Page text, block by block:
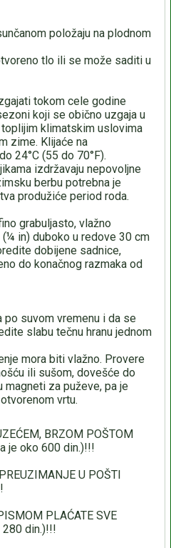
položaju na plodnom
tlo ili se može saditi u
tokom cele godine
koji se obično uzgaja u
klimatskim uslovima
zime. Klijaće na
24°C (55 do 70°F).
izdržavaju nepovoljne
berbu potrebna je
produžiće period roda.
grabuljasto, vlažno
in) duboko u redove 30 cm
dobijene sadnice,
do konačnog razmaka od
po suvom vremenu i da se
slabu tečnu hranu jednom
mora biti vlažno. Provere
ili sušom, dovešće do
magneti za puževe, pa je
vrtu.
BRZOM POŠTOM
je oko 600 din.)!!!
U POŠTI
PLAĆATE SVE
280 din.)!!!